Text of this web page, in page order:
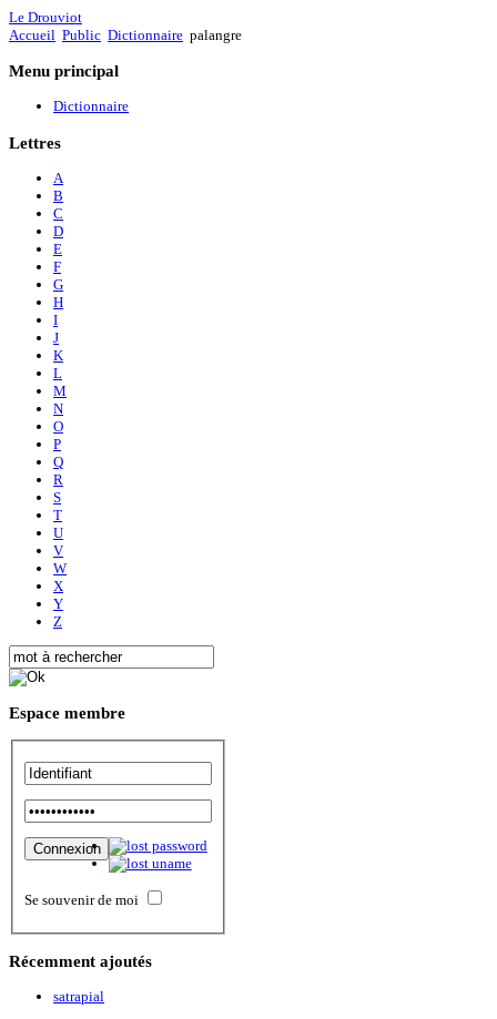
Le Drouviot
Accueil Public Dictionnaire palangre
Menu principal
Dictionnaire
Lettres
A
B
C
D
E
F
G
H
I
J
K
L
M
N
O
P
Q
R
S
T
U
V
W
X
Y
Z
Espace membre
Se souvenir de moi
Récemment ajoutés
satrapial